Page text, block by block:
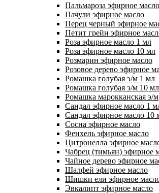
Пальмароза эфирное масло
Пачули эфирное масло
Перец черный эфирное
Петит грейн эфирное
Роза эфирное масло 1 мл
Роза эфирное масло 10 мл
Розмарин эфирное масло
Розовое дерево эфирное
Ромашка голубая э/м 1 мл
Ромашка голубая э/м 10 мл
Ромашка марокканская э/м
Сандал эфирное масло 1
Сандал эфирное масло 10
Сосна эфирное масло
Фенхель эфирное масло
Цитронелла эфирное
Чабрец (тимьян) эфирное
Чайное дерево эфирное
Шалфей эфирное масло
Шишки ели эфирное
Эвкалипт эфирное масло